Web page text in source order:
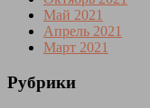
Май 2021
Апрель 2021
Март 2021
Рубрики